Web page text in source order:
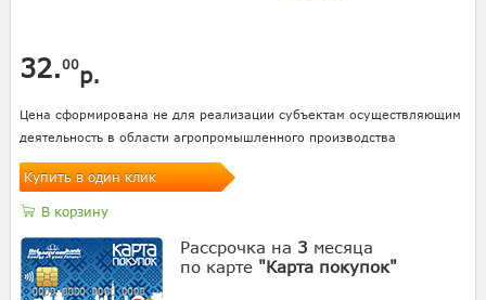
32.00р.
Цена сформирована не для реализации субъектам осуществляющим
деятельность в области агропромышленного производства
Купить в один клик
В корзину
Рассрочка на 3 месяца
по карте "Карта покупок"